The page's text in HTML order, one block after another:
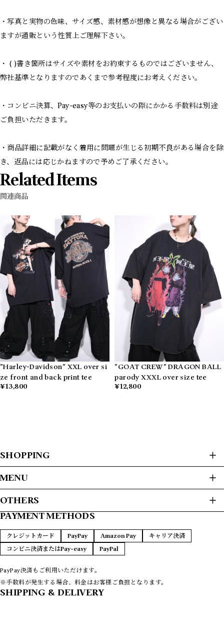
・写真と実物の色味、サイズ感、素材感が想像と異なる場合がござい
ますが通販という性質上ご理解下さい。
・ ( )書き箇所はサイズや素材をお約束するものではございません、
弊社基準となりますのであくまで参考程度にお考えください。
・コンビニ決算、Pay-easy等のお支払いの際にかかる手数料は別途
ご負担いただきます。
・商品詳細に記載がなく着用に問題が生じる初期不良がある場合を除
き、返品には応じかねますので予めご了承ください。
Related Items
関連商品
"Harley-Davidson" XXL over si
ze front and back print tee
¥13,800
"GOAT CREW" DRAGON BALL
parody XXXL over size tee
¥12,800
SHOPPING
ALL ITEMS
JACKET / BLOUSON
S/S SHIRTS
SWEAT / HOODIE
SWEATER
T-SHIRTS
VEST
COATS
LEATHER
MENU
HOME
PAYMENT METHODS
FAQ
CONTACT
OTHERS
プライバシーポリシー
特定商取引法に基づく表記
PAYMENT METHODS
クレジットカード PayPay Amazon Pay
キャリア決済
コンビニ決済またはPay-easy
PayPal
PayPay決済もご利用いただけます。
※手数料が発生する場合、料金はお客様ご負担となります。
SHIPPING & DELIVERY